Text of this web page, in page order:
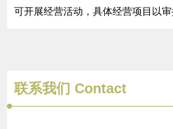
可开展经营活动，具体经营项目以审
联系我们 Contact